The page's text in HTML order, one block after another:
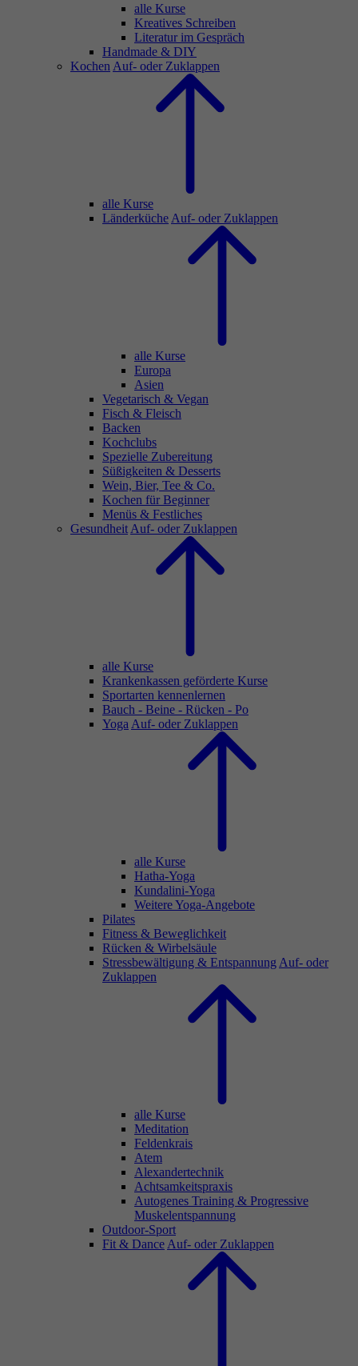
alle Kurse
Kreatives Schreiben
Literatur im Gespräch
Handmade & DIY
Kochen Auf- oder Zuklappen
alle Kurse
Länderküche Auf- oder Zuklappen
alle Kurse
Europa
Asien
Vegetarisch & Vegan
Fisch & Fleisch
Backen
Kochclubs
Spezielle Zubereitung
Süßigkeiten & Desserts
Wein, Bier, Tee & Co.
Kochen für Beginner
Menüs & Festliches
Gesundheit Auf- oder Zuklappen
alle Kurse
Krankenkassen geförderte Kurse
Sportarten kennenlernen
Bauch - Beine - Rücken - Po
Yoga Auf- oder Zuklappen
alle Kurse
Hatha-Yoga
Kundalini-Yoga
Weitere Yoga-Angebote
Pilates
Fitness & Beweglichkeit
Rücken & Wirbelsäule
Stressbewältigung & Entspannung Auf- oder
Zuklappen
alle Kurse
Meditation
Feldenkrais
Atem
Alexandertechnik
Achtsamkeitspraxis
Autogenes Training & Progressive
Muskelentspannung
Outdoor-Sport
Fit & Dance Auf- oder Zuklappen